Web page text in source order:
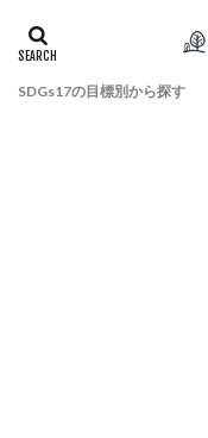
SDGs17の目標別から探す